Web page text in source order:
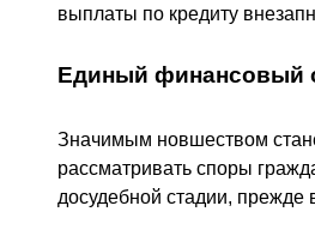
выплаты по кредиту
Единый финансовый
Значимым новшеством
рассматривать споры
досудебной стадии, прежде